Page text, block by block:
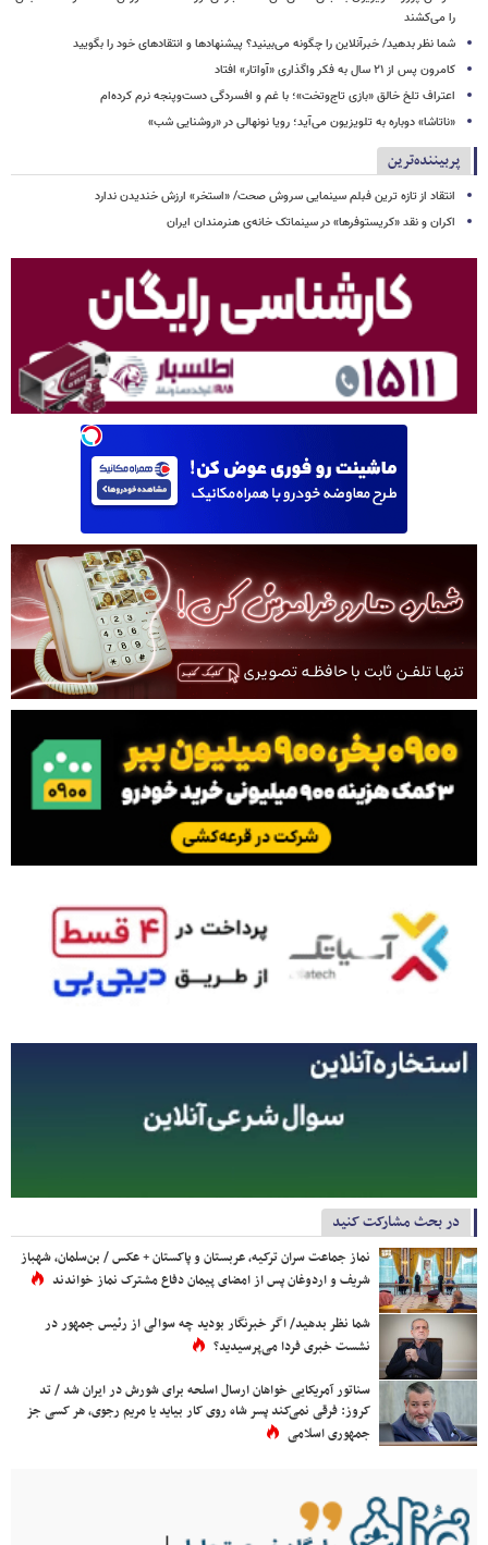
را می‌کشند
شما نظر بدهید/ خبرآنلاین را چگونه می‌بینید؟ پیشنهادها و انتقادهای خود را بگویید
کامرون پس از ۲۱ سال به فکر واگذاری «آواتار» افتاد
اعتراف تلخ خالق «بازی تاج‌وتخت»؛ با غم و افسردگی دست‌وپنجه نرم کرده‌ام
«ناتاشا» دوباره به تلویزیون می‌آید؛ رویا نونهالی در «روشنایی شب»
پربیننده‌ترین
انتقاد از تازه ترین فبلم سینمایی سروش صحت/ «استخر» ارزش خندیدن ندارد
اکران و نقد «کریستوفرها» در سینماتک خانه‌ی هنرمندان ایران
در بحث مشارکت کنید
نماز جماعت سران ترکیه، عربستان و پاکستان + عکس / بن‌سلمان، شهباز
شریف و اردوغان پس از امضای پیمان دفاع مشترک نماز خواندند
شما نظر بدهید/ اگر خبرنگار بودید چه سوالی از رئیس جمهور در
نشست خبری فردا می‌پرسیدید؟
سناتور آمریکایی خواهان ارسال اسلحه برای شورش در ایران شد / تد
کروز: فرقی نمی‌کند پسر شاه روی کار بیاید یا مریم رجوی، هر کسی جز
جمهوری اسلامی